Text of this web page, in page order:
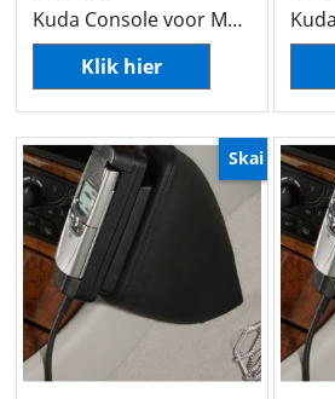
Kuda Console voor Mercedes CLK (C209) vanaf 05/2002
Klik hier
Skai